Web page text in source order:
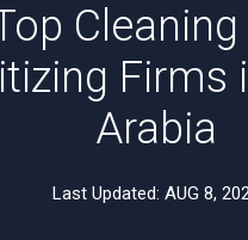
Cleaning
Firms
Arabia
Last Updated: AUG 8,